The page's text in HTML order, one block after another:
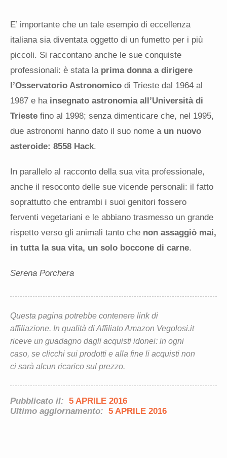
E’ importante che un tale esempio di eccellenza
italiana sia diventata oggetto di un fumetto per i più
piccoli. Si raccontano anche le sue conquiste
professionali: è stata la prima donna a dirigere
l’Osservatorio Astronomico di Trieste dal 1964 al
1987 e ha insegnato astronomia all’Università di
Trieste fino al 1998; senza dimenticare che, nel 1995,
due astronomi hanno dato il suo nome a un nuovo
asteroide: 8558 Hack.
In parallelo al racconto della sua vita professionale,
anche il resoconto delle sue vicende personali: il fatto
soprattutto che entrambi i suoi genitori fossero
ferventi vegetariani e le abbiano trasmesso un grande
rispetto verso gli animali tanto che non assaggiò mai,
in tutta la sua vita, un solo boccone di carne.
Serena Porchera
Questa pagina potrebbe contenere link di
affiliazione. In qualità di Affiliato Amazon Vegolosi.it
riceve un guadagno dagli acquisti idonei: in ogni
caso, se clicchi sui prodotti e alla fine li acquisti non
ci sarà alcun ricarico sul prezzo.
Pubblicato il: 5 APRILE 2016
Ultimo aggiornamento: 5 APRILE 2016